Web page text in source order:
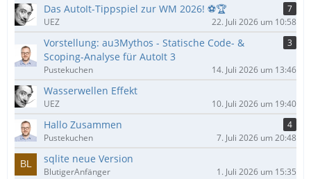
Das AutoIt-Tippspiel zur WM 2026! ⚽🏆
7
UEZ
22. Juli 2026 um 10:58
Vorstellung: au3Mythos - Statische Code- &
Scoping-Analyse für AutoIt 3
3
Pustekuchen 14. Juli 2026 um 13:46
Wasserwellen Effekt
UEZ 10. Juli 2026 um 19:40
Hallo Zusammen
4
Pustekuchen
7. Juli 2026 um 20:48
sqlite neue Version
BlutigerAnfänger 1. Juli 2026 um 15:35